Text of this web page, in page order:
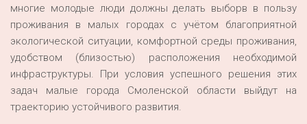
многие молодые люди должны делать выборв в пользу
проживания в малых городах с учётом благоприятной
экологической ситуации, комфортной среды проживания,
удобством (близостью) расположения необходимой
инфраструктуры. При условия успешного решения этих
задач малые города Смоленской области выйдут на
траекторию устойчивого развития.